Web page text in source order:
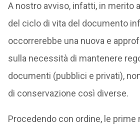
A nostro avviso, infatti, in merito
del ciclo di vita del documento
occorrerebbe una nuova e
sulla necessità di mantenere
documenti (pubblici e privati),
di conservazione così diverse.
Procedendo con ordine, le prime